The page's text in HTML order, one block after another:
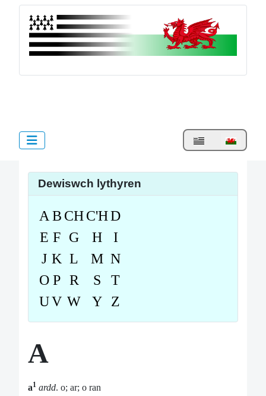
Dewiswch eich iaith
Dewiswch lythyren
A B CHC'HD
E F G H
I
J K L M N
O P R S
T
UV W Y Z
A
a1 ardd. o; ar; o ran